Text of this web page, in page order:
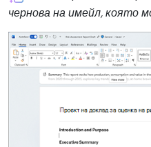
чернова на имейл, която